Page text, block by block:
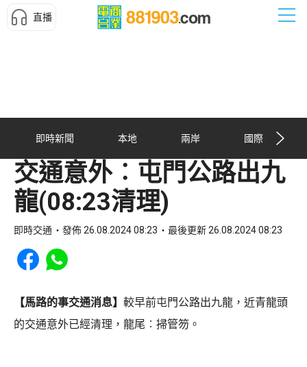
直播
即時新聞 本地 兩岸 國際
交通意外︰屯門公路出九
龍(08:23清理)
即時交通 發佈 26.08.2024 08:23 最後更新 26.08.2024 08:23
Share to Facebook
Share to WhatsApp
【馬路的事交通消息】 較早前屯門公路出九龍，近青龍頭
的交通意外已經清理，龍尾︰掃管笏。